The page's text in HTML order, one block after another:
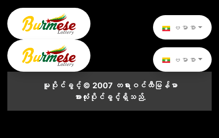
ဗမာစာ
ဗမာစာ
မူပိုင်ခွင့် © 2007 တရားဝင်ထီမြန်မာ
အားလုံးပိုင်ခွင့်ရှိသည်.